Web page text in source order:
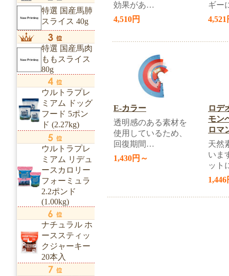
特選 国産馬肺
スライス 40g
特選 国産馬肉
ももスライス
80g
ウルトラプレ
ミアム ドッグ
フード 5ポン
ド (2.27kg)
ウルトラプレ
ミアム リデュ
ースカロリー
フォーミュラ
2.2ポンド
(1.00kg)
ナチュラル ホ
ーススティッ
クジャーキー
20本入
効果があ…
4,510円
ギー
4,521
E-カラー
透明感のある素材を
使用しているため、
回復期間…
1,430円～
ロデ
モン
ロマ
天然
いま
ット